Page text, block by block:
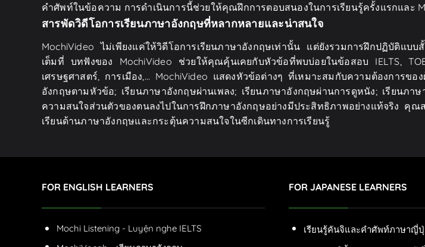
คำศัพท์ในข้อความ การดำเนินการนี้ช่วยให้คุณฝึกการตอบสนองในการเรียนรู้ครั้งแรกและ
สารพัดวิดีโอการเรียนภาษาอังกฤษที่หลากหลายและน่าสนใจ
MochiVideo ไม่เพียงแค่ให้วิดีโอการเรียนภาษาอังกฤษเท่านั้น แต่ยังรวมการฝึกปฏิบัติแบ
เต็มที่ บทฟังของ MochiVideo ช่วยให้คุณคุ้นเคยกับหัวข้อที่พบบ่อยในข้อสอบ IELTS,
เศรษฐศาสตร์, การเมือง,... MochiVideo แสดงหัวข้อต่างๆ ที่เหมาะสมกับความต้องการ
อังกฤษตามหัวข้อ; เรียนภาษาอังกฤษผ่านเพลง; เรียนภาษาอังกฤษผ่านการดูหนัง; เรียนภ
ความสนใจส่วนตัวของตนลงไปในการฝึกภาษาอังกฤษอย่างมีประสิทธิภาพอย่างแท้จริง คุณ
เรียนด้านภาษาอังกฤษและกระตุ้นความสนใจในซีกเดินทางการเรียนรู้
FOR ENGLISH LEARNERS
Mochi Listening - Luyện nghe IELTS
FOR JAPANESE LEARNERS
เรียนรู้คันจิและคำศัพท์ภาษาญี่